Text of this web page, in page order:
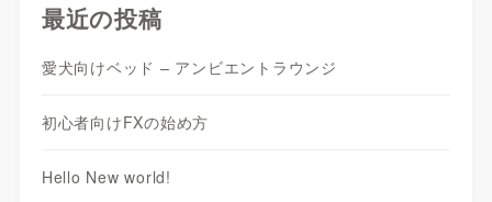
最近の投稿
愛犬向けベッド – アンビエントラウンジ
初心者向けFXの始め方
Hello New world!